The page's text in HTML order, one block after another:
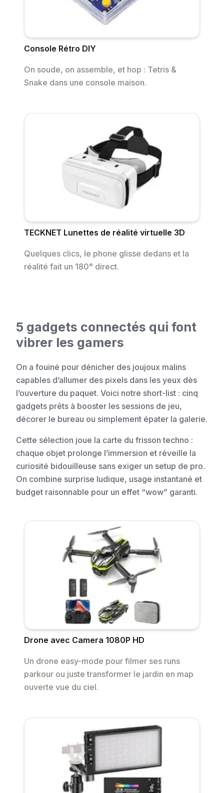
Console Rétro DIY
On soude, on assemble, et hop : Tetris &
Snake dans une console maison.
TECKNET Lunettes de réalité virtuelle 3D
Quelques clics, le phone glisse dedans et la
réalité fait un 180° direct.
5 gadgets connectés qui font
vibrer les gamers
On a fouiné pour dénicher des joujoux malins
capables d’allumer des pixels dans les yeux dès
l’ouverture du paquet. Voici notre short-list : cinq
gadgets prêts à booster les sessions de jeu,
décorer le bureau ou simplement épater la galerie.
Cette sélection joue la carte du frisson techno :
chaque objet prolonge l’immersion et réveille la
curiosité bidouilleuse sans exiger un setup de pro.
On combine surprise ludique, usage instantané et
budget raisonnable pour un effet “wow” garanti.
Drone avec Camera 1080P HD
Un drone easy-mode pour filmer ses runs
parkour ou juste transformer le jardin en map
ouverte vue du ciel.